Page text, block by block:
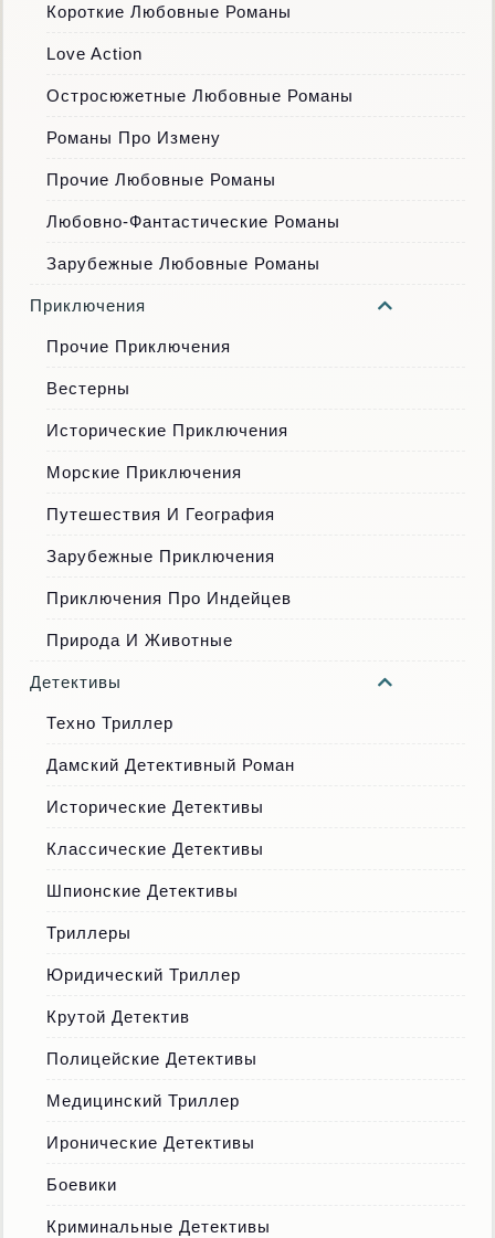
Короткие Любовные Романы
Love Action
Остросюжетные Любовные Романы
Романы Про Измену
Прочие Любовные Романы
Любовно-Фантастические Романы
Зарубежные Любовные Романы
Приключения
Прочие Приключения
Вестерны
Исторические Приключения
Морские Приключения
Путешествия И География
Зарубежные Приключения
Приключения Про Индейцев
Природа И Животные
Детективы
Техно Триллер
Дамский Детективный Роман
Исторические Детективы
Классические Детективы
Шпионские Детективы
Триллеры
Юридический Триллер
Крутой Детектив
Полицейские Детективы
Медицинский Триллер
Иронические Детективы
Боевики
Криминальные Детективы